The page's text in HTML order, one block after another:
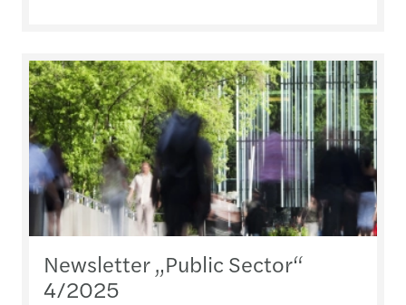
Newsletter „Public Sector“
4/2025